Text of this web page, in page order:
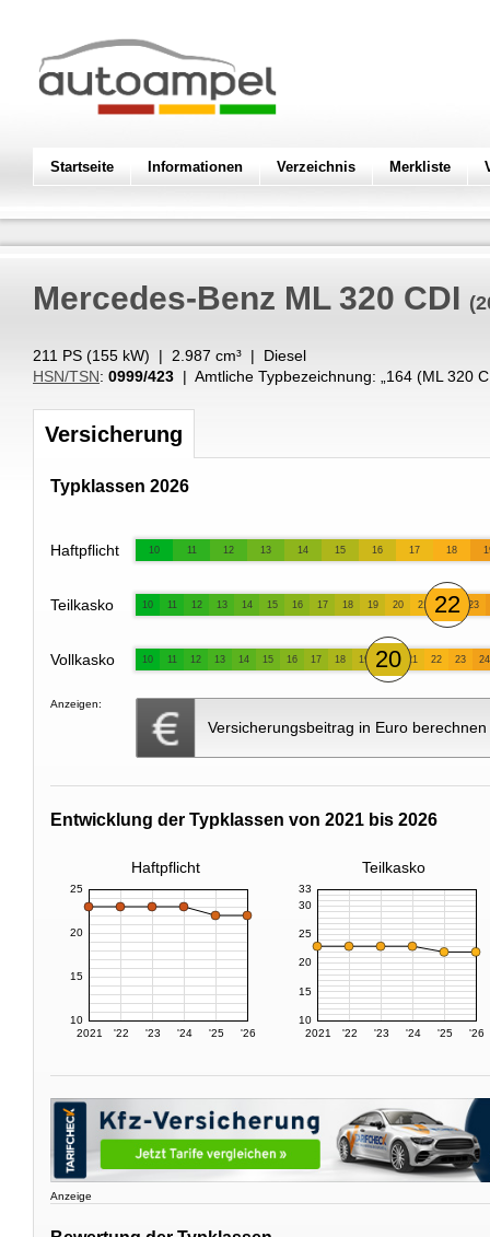
Startseite Informationen Verzeichnis Merkliste
Mercedes-Benz ML 320 CDI
211 PS (155 kW) | 2.987 cm³ | Diesel
HSN/TSN: 0999/423 | Amtliche Typbezeichnung: „ 164 (ML 320
Versicherung
Typklassen 2026
Haftpflicht 10 11 12 13 14 15 16 17 18
Teilkasko 10 11 12 13 14 15 16 17 18 19 20 21 22 23
Vollkasko 10 11 12 13 14 15 16 17 18 19 20 21 22 23 24
Anzeigen:
Versicherungsbeitrag in Euro berechnen
Entwicklung der Typklassen von 2021 bis 2026
Haftpflicht Teilkasko
2021 '22 '23 '24 '25 '26
10
15
20
25
2021 '22 '23 '24 '25 '26
10
15
20
25
30
33
Anzeige